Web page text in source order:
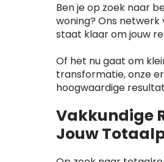
Ben je op zoek naar
woning? Ons
staat klaar om jouw
Of het nu gaat om
transformatie, onze
hoogwaardige
Vakkundige
Jouw